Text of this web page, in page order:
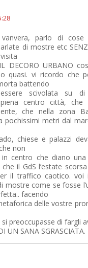
parlo di
di mostre etc
DECORO URBANO
quasi. vi ricordo che
battendo
scivolata su di
centro città, che
che nella zona
pochissimi metri dal
chiese e palazzi
non
centro che diano
il GdS l’estate
il traffico caotico. voi
mostre come se fosse
facendo
delle vostre
preoccupasse di fargli
UN SANA SGRASCIATA.